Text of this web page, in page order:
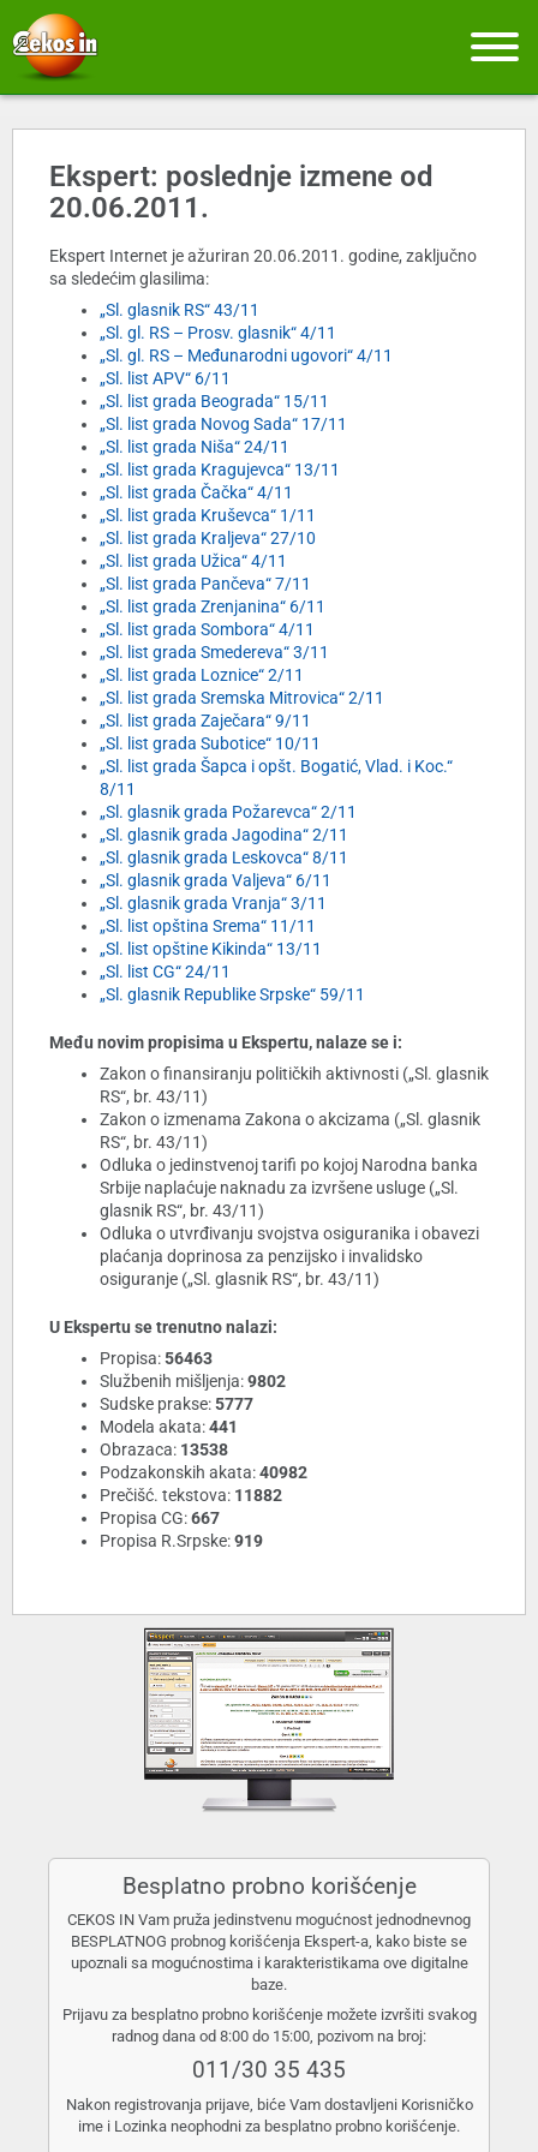
Ekspert: poslednje izmene od
20.06.2011.
Ekspert Internet je ažuriran 20.06.2011. godine, zaključno
sa sledećim glasilima:
„Sl. glasnik RS“ 43/11
„Sl. gl. RS – Prosv. glasnik“ 4/11
„Sl. gl. RS – Međunarodni ugovori“ 4/11
„Sl. list APV“ 6/11
„Sl. list grada Beograda“ 15/11
„Sl. list grada Novog Sada“ 17/11
„Sl. list grada Niša“ 24/11
„Sl. list grada Kragujevca“ 13/11
„Sl. list grada Čačka“ 4/11
„Sl. list grada Kruševca“ 1/11
„Sl. list grada Kraljeva“ 27/10
„Sl. list grada Užica“ 4/11
„Sl. list grada Pančeva“ 7/11
„Sl. list grada Zrenjanina“ 6/11
„Sl. list grada Sombora“ 4/11
„Sl. list grada Smedereva“ 3/11
„Sl. list grada Loznice“ 2/11
„Sl. list grada Sremska Mitrovica“ 2/11
„Sl. list grada Zaječara“ 9/11
„Sl. list grada Subotice“ 10/11
„Sl. list grada Šapca i opšt. Bogatić, Vlad. i Koc.“
8/11
„Sl. glasnik grada Požarevca“ 2/11
„Sl. glasnik grada Jagodina“ 2/11
„Sl. glasnik grada Leskovca“ 8/11
„Sl. glasnik grada Valjeva“ 6/11
„Sl. glasnik grada Vranja“ 3/11
„Sl. list opština Srema“ 11/11
„Sl. list opštine Kikinda“ 13/11
„Sl. list CG“ 24/11
„Sl. glasnik Republike Srpske“ 59/11
Među novim propisima u Ekspertu, nalaze se i:
Zakon o finansiranju političkih aktivnosti („Sl. glasnik
RS“, br. 43/11)
Zakon o izmenama Zakona o akcizama („Sl. glasnik
RS“, br. 43/11)
Odluka o jedinstvenoj tarifi po kojoj Narodna banka
Srbije naplaćuje naknadu za izvršene usluge („Sl.
glasnik RS“, br. 43/11)
Odluka o utvrđivanju svojstva osiguranika i obavezi
plaćanja doprinosa za penzijsko i invalidsko
osiguranje („Sl. glasnik RS“, br. 43/11)
U Ekspertu se trenutno nalazi:
Propisa:56463
Službenih mišljenja:9802
Sudske prakse:5777
Modela akata:441
Obrazaca: 13538
Podzakonskih akata:40982
Prečišć. tekstova: 11882
Propisa CG:667
Propisa R.Srpske:919
Besplatno probno korišćenje
CEKOS IN Vam pruža jedinstvenu mogućnost jednodnevnog
BESPLATNOG probnog korišćenja Ekspert-a, kako biste se
upoznali sa mogućnostima i karakteristikama ove digitalne
baze.
Prijavu za besplatno probno korišćenje možete izvršiti svakog
radnog dana od 8:00 do 15:00, pozivom na broj:
011/30 35 435
Nakon registrovanja prijave, biće Vam dostavljeni Korisničko
ime i Lozinka neophodni za besplatno probno korišćenje.